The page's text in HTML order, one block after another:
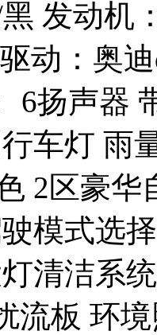
发动机
动：奥
6扬声器
车灯 雨
2区豪华
模式选
清洁系
流板 环